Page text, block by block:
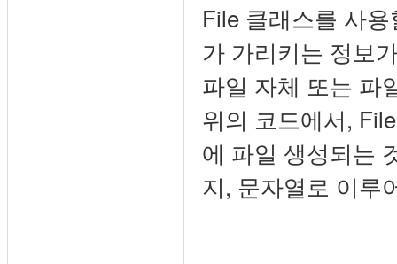
File 클래스를 사
가 가리키는 정보
파일 자체 또는 파
위의 코드에서,
에 파일 생성되는
지, 문자열로 이루